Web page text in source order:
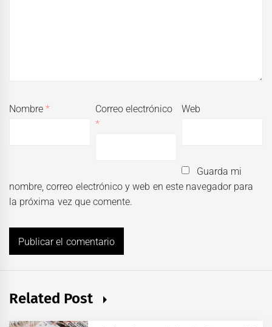
Nombre*
Correo electrónico
*
Web
Guarda mi
nombre, correo electrónico y web en este navegador para
la próxima vez que comente.
Related Post